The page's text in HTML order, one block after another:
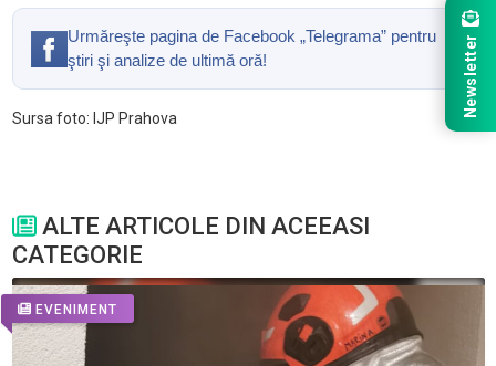
Urmăreşte pagina de Facebook „Telegrama” pentru
ştiri şi analize de ultimă oră!
Sursa foto: IJP Prahova
ALTE ARTICOLE DIN ACEEASI
CATEGORIE
EVENIMENT
Newsletter